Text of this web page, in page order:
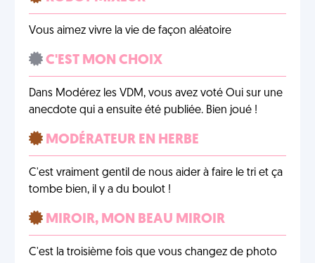
Vous aimez vivre la vie de façon aléatoire
C'EST MON CHOIX
Dans Modérez les VDM, vous avez voté Oui sur une
anecdote qui a ensuite été publiée. Bien joué !
MODÉRATEUR EN HERBE
C'est vraiment gentil de nous aider à faire le tri et ça
tombe bien, il y a du boulot !
MIROIR, MON BEAU MIROIR
C'est la troisième fois que vous changez de photo